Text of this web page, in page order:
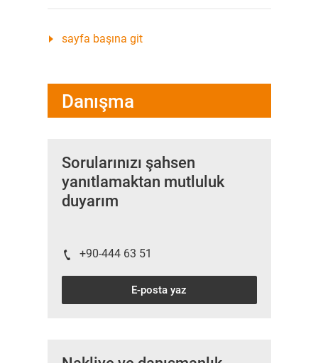
sayfa başına git
Danışma
Sorularınızı şahsen
yanıtlamaktan mutluluk
duyarım
+90-444 63 51
E-posta yaz